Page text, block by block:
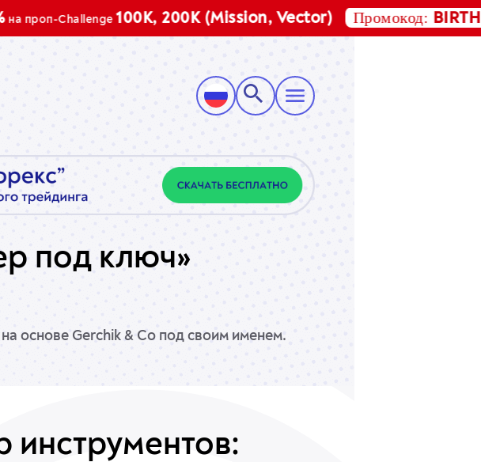
Challenge 100K, 200K (Mission, Vector) Промокод:
под ключ»
основе Gerchik & Co под своим именем.
инструментов: